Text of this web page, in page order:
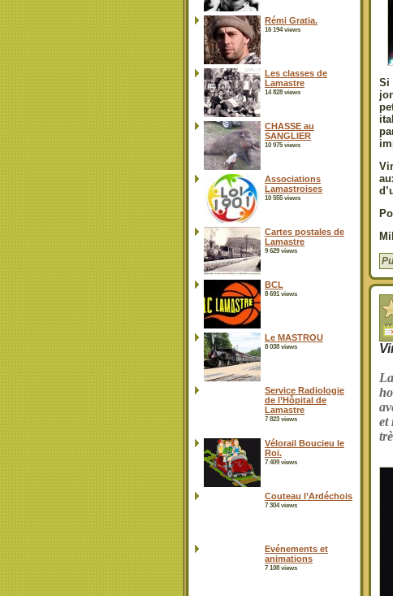
Rémi Gratia.
16 194 views
Les classes de
Lamastre
14 828 views
CHASSE au
SANGLIER
10 975 views
Associations
Lamastroises
10 555 views
Cartes postales de
Lamastre
9 629 views
BCL
8 691 views
Le MASTROU
8 038 views
Service Radiologie
de l’Hôpital de
Lamastre
7 823 views
Vélorail Boucieu le
Roi.
7 409 views
Couteau l’Ardéchois
7 304 views
Evénements et
animations
7 108 views
Si
et